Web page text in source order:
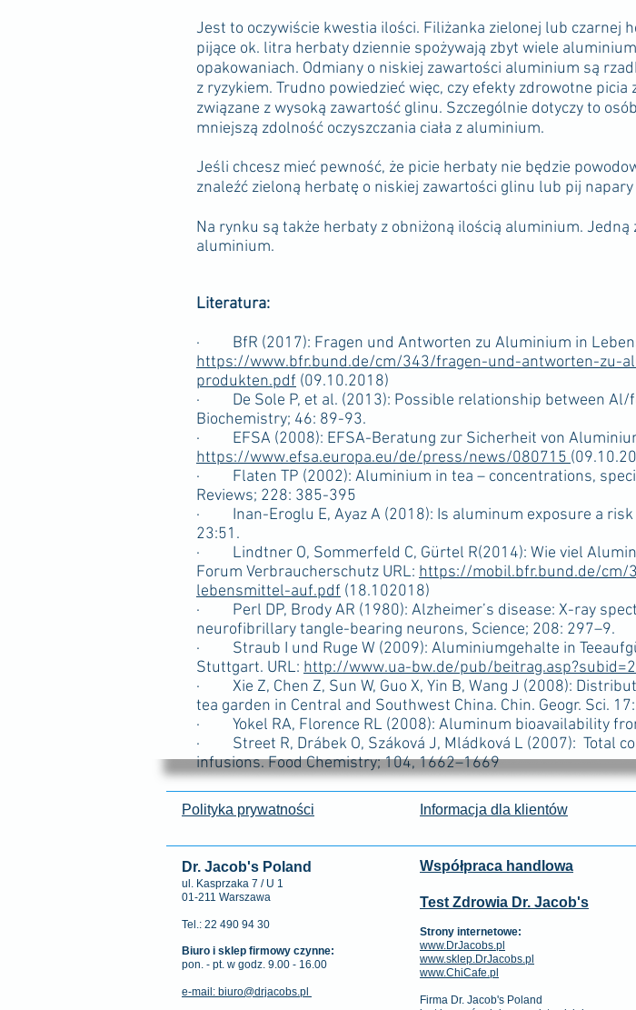
Jest to oczywiście kwestia ilości. Filiżanka zielonej lub czarnej
pijące ok. litra herbaty dziennie spożywają zbyt wiele
opakowaniach. Odmiany o niskiej zawartości aluminium są
z ryzykiem. Trudno powiedzieć więc, czy efekty zdrowotne
związane z wysoką zawartość glinu. Szczególnie dotyczy to
mniejszą zdolność oczyszczania ciała z aluminium.
Jeśli chcesz mieć pewność, że picie herbaty nie będzie
znaleźć zieloną herbatę o niskiej zawartości glinu lub pij
Na rynku są także herbaty z obniżoną ilością aluminium. Jedną
aluminium.
Literatura:
· BfR (2017): Fragen und Antworten zu Aluminium in
https://www.bfr.bund.de/cm/343/fragen-und-antworten-zu-
produkten.pdf (09.10.2018)
· De Sole P, et al. (2013): Possible relationship between Al/
Biochemistry; 46: 89-93.
· EFSA (2008): EFSA-Beratung zur Sicherheit von
https://www.efsa.europa.eu/de/press/news/080715
· Flaten TP (2002): Aluminium in tea – concentrations,
Reviews; 228: 385-395
· Inan-Eroglu E, Ayaz A (2018): Is aluminum exposure a risk
23:51.
· Lindtner O, Sommerfeld C, Gürtel R(2014): Wie viel
Forum Verbraucherschutz URL: https://mobil.bfr.bund.de/
lebensmittel-auf.pdf (18.102018)
· Perl DP, Brody AR (1980): Alzheimer’s disease: X-ray
neurofibrillary tangle-bearing neurons, Science; 208: 297–9.
· Straub I und Ruge W (2009): Aluminiumgehalte in
Stuttgart. URL: http://www.ua-bw.de/pub/
· Xie Z, Chen Z, Sun W, Guo X, Yin B, Wang J (2008):
tea garden in Central and Southwest China. Chin. Geogr. Sci.
· Yokel RA, Florence RL (2008): Aluminum bioavailability
· Street R, Drábek O, Száková J, Mládková L (2007): Total
infusions. Food Chemistry; 104, 1662–1669
Polityka prywatności Informacja dla klientów
Dr. Jacob's Poland
ul. Kasprzaka 7 / U 1
01-211 Warszawa
Tel.: 22 490 94 30
Biuro i sklep firmowy czynne:
pon. - pt. w godz. 9.00 - 16.00
e-mail: biuro@drjacobs.pl
Współpraca handlowa
Test Zdrowia Dr. Jacob's
Strony internetowe:
www.DrJacobs.pl
www.sklep.DrJacobs.pl
www.ChiCafe.pl
Firma Dr. Jacob's Poland